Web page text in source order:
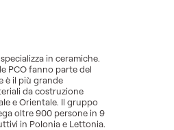
in ceramiche.
PCO fanno parte del
è il più grande
da costruzione
e Orientale. Il gruppo
oltre 900 persone in 9
in Polonia e Lettonia.